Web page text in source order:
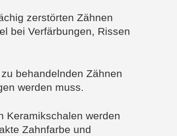
zerstörten Zähnen
bei Verfärbungen, Rissen
behandelnden Zähnen
werden muss.
Keramikschalen werden
Zahnfarbe und